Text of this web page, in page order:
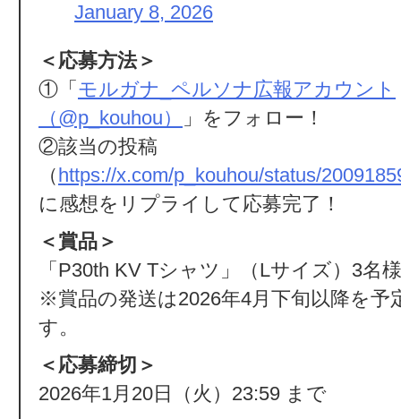
January 8, 2026
＜応募方法＞
①「 モルガナ_ペルソナ広報アカウント
（@p_kouhou）
」をフォロー！
②該当の投稿
（https://x.com/p_kouhou/status/
に感想をリプライして応募完了！
＜賞品＞
「P30th KV Tシャツ」（Lサイズ）3名様
※賞品の発送は2026年4月下旬以降を予
す。
＜応募締切＞
2026年1月20日（火）23:59 まで